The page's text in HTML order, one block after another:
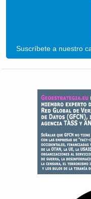
Suscríbete a nuestro